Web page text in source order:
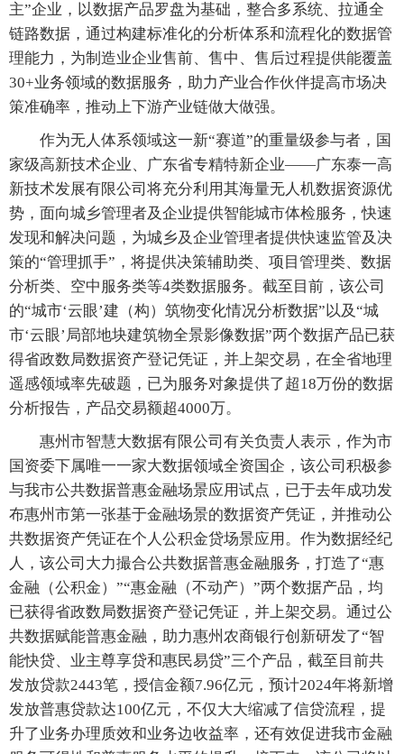
主”企业，以数据产品罗盘为基础，整合多系统、拉通全
链路数据，通过构建标准化的分析体系和流程化的数据管
理能力，为制造业企业售前、售中、售后过程提供能覆盖
30+业务领域的数据服务，助力产业合作伙伴提高市场决
策准确率，推动上下游产业链做大做强。
作为无人体系领域这一新“赛道”的重量级参与者，国
家级高新技术企业、广东省专精特新企业——广东泰一高
新技术发展有限公司将充分利用其海量无人机数据资源优
势，面向城乡管理者及企业提供智能城市体检服务，快速
发现和解决问题，为城乡及企业管理者提供快速监管及决
策的“管理抓手”，将提供决策辅助类、项目管理类、数据
分析类、空中服务类等4类数据服务。截至目前，该公司
的“城市‘云眼’建（构）筑物变化情况分析数据”以及“城
市‘云眼’局部地块建筑物全景影像数据”两个数据产品已获
得省政数局数据资产登记凭证，并上架交易，在全省地理
遥感领域率先破题，已为服务对象提供了超18万份的数据
分析报告，产品交易额超4000万。
惠州市智慧大数据有限公司有关负责人表示，作为市
国资委下属唯一一家大数据领域全资国企，该公司积极参
与我市公共数据普惠金融场景应用试点，已于去年成功发
布惠州市第一张基于金融场景的数据资产凭证，并推动公
共数据资产凭证在个人公积金贷场景应用。作为数据经纪
人，该公司大力撮合公共数据普惠金融服务，打造了“惠
金融（公积金）”“惠金融（不动产）”两个数据产品，均
已获得省政数局数据资产登记凭证，并上架交易。通过公
共数据赋能普惠金融，助力惠州农商银行创新研发了“智
能快贷、业主尊享贷和惠民易贷”三个产品，截至目前共
发放贷款2443笔，授信金额7.96亿元，预计2024年将新增
发放普惠贷款达100亿元，不仅大大缩减了信贷流程，提
升了业务办理质效和业务边收益率，还有效促进我市金融